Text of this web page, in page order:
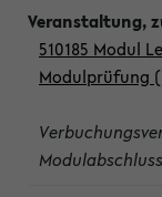
510185 Modul
Modulprüfung